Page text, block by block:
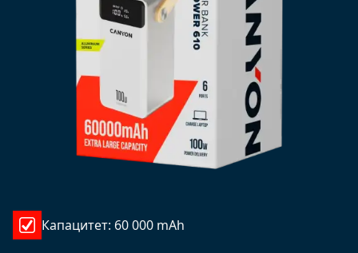
Капацитет: 60 000 mAh